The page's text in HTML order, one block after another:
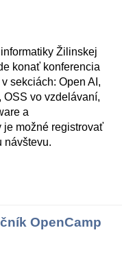
Žilinskej
konať konferencia
sekciách: Open AI,
OSS vo vzdelávaní,
a
je možné registrovať
návštevu.
OpenCamp